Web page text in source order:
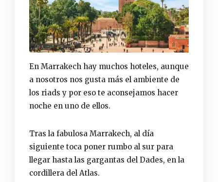
En Marrakech hay muchos hoteles, aunque
a nosotros nos gusta más el ambiente de
los riads y por eso te aconsejamos hacer
noche en uno de ellos.
Tras la fabulosa Marrakech, al día
siguiente toca poner rumbo al sur para
llegar hasta las gargantas del Dades, en la
cordillera del Atlas.